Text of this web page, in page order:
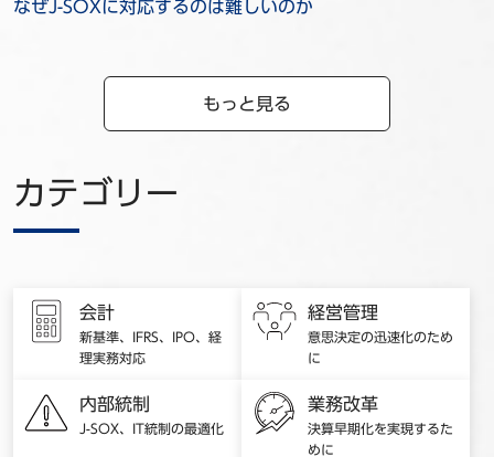
なぜJ-SOXに対応するのは難しいのか
もっと見る
カテゴリー
会計
新基準、IFRS、IPO、経
理実務対応
経営管理
意思決定の迅速化のため
に
内部統制
J-SOX、IT統制の最適化
業務改革
決算早期化を実現するた
めに